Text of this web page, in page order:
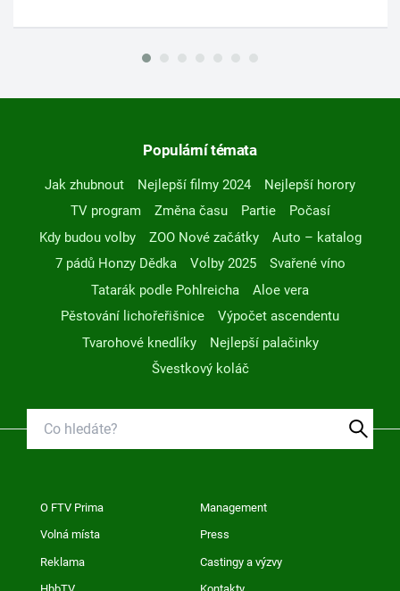
Populární témata
Jak zhubnout Nejlepší filmy 2024
Nejlepší horory
TV program
Změna času Partie
Počasí
Kdy budou volby
ZOO Nové začátky
Auto – katalog
7 pádů Honzy Dědka
Volby 2025
Svařené víno
Tatarák podle Pohlreicha
Aloe vera
Pěstování lichořeřišnice
Výpočet ascendentu
Tvarohové knedlíky
Nejlepší palačinky
Švestkový koláč
O FTV Prima Management
Volná místa Press
Reklama Castingy a výzvy